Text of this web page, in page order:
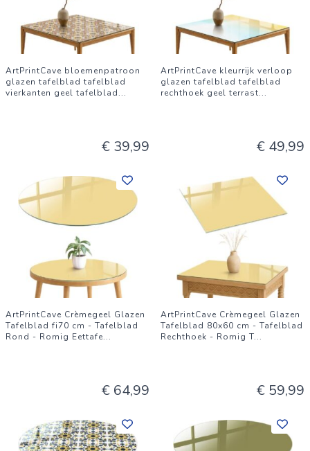
ArtPrintCave bloemenpatroon
glazen tafelblad tafelblad
vierkanten geel tafelblad...
€ 39,99
ArtPrintCave kleurrijk verloop
glazen tafelblad tafelblad
rechthoek geel terrast...
€ 49,99
ArtPrintCave Crèmegeel Glazen
Tafelblad fi70 cm - Tafelblad
Rond - Romig Eettafe...
€ 64,99
ArtPrintCave Crèmegeel Glazen
Tafelblad 80x60 cm - Tafelblad
Rechthoek - Romig T...
€ 59,99